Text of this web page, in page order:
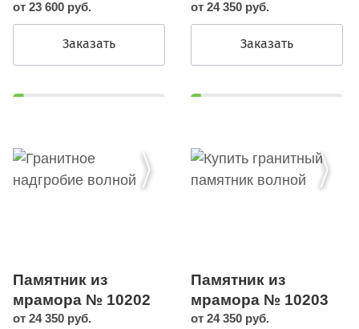
от 23 600 руб.
Заказать
от 24 350 руб.
Заказать
Памятник из
мрамора № 10202
от 24 350 руб.
Памятник из
мрамора № 10203
от 24 350 руб.